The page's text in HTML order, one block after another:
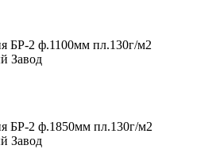
БР-2 ф.1100мм пл.130г/м2
Завод
БР-2 ф.1850мм пл.130г/м2
Завод